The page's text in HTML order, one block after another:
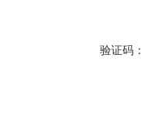
验证码：